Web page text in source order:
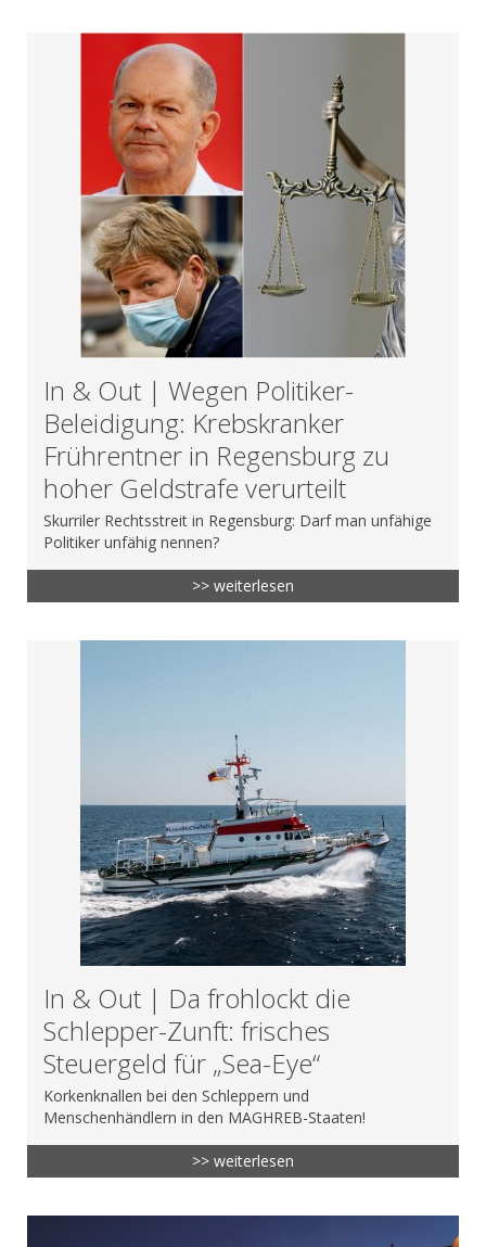
In & Out | Wegen Politiker-
Beleidigung: Krebskranker
Frührentner in Regensburg zu
hoher Geldstrafe verurteilt
Skurriler Rechtsstreit in Regensburg: Darf man unfähige
Politiker unfähig nennen?
>> weiterlesen
In & Out | Da frohlockt die
Schlepper-Zunft: frisches
Steuergeld für „Sea-Eye“
Korkenknallen bei den Schleppern und
Menschenhändlern in den MAGHREB-Staaten!
>> weiterlesen